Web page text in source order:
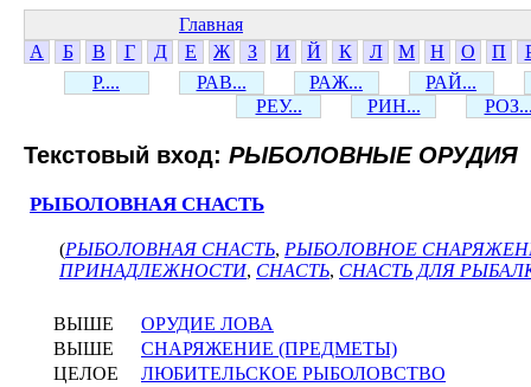
Главная
А
Б В Г Д Е Ж З И Й К Л М Н О П
Р....
РАВ... РАЖ...
РАЙ...
РЕУ...
РИН...
Текстовый вход: РЫБОЛОВНЫЕ ОРУДИЯ
РЫБОЛОВНАЯ СНАСТЬ
(РЫБОЛОВНАЯ СНАСТЬ, РЫБОЛОВНОЕ
ПРИНАДЛЕЖНОСТИ, СНАСТЬ, СНАСТЬ ДЛЯ
ВЫШЕ
ОРУДИЕ ЛОВА
ВЫШЕ
СНАРЯЖЕНИЕ (ПРЕДМЕТЫ)
ЦЕЛОЕ
ЛЮБИТЕЛЬСКОЕ РЫБОЛОВСТВО